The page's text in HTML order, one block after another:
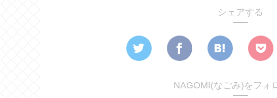
シェアする
NAGOMI(なごみ)をフォ